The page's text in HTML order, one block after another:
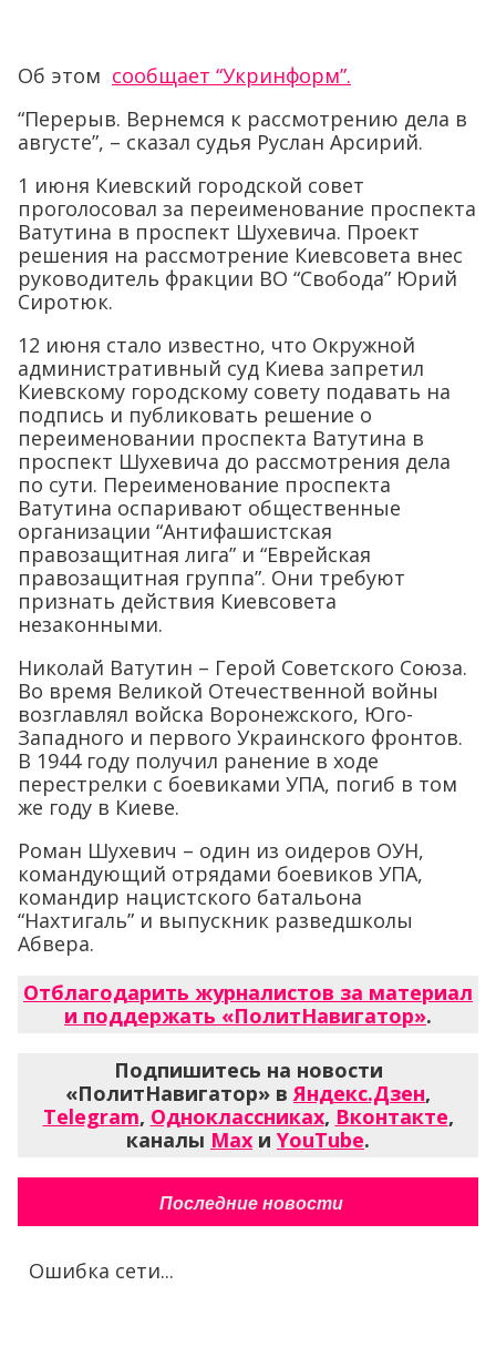
Об этом сообщает “Укринформ”.
“Перерыв. Вернемся к рассмотрению дела в
августе”, – сказал судья Руслан Арсирий.
1 июня Киевский городской совет
проголосовал за переименование проспекта
Ватутина в проспект Шухевича. Проект
решения на рассмотрение Киевсовета внес
руководитель фракции ВО “Свобода” Юрий
Сиротюк.
12 июня стало известно, что Окружной
административный суд Киева запретил
Киевскому городскому совету подавать на
подпись и публиковать решение о
переименовании проспекта Ватутина в
проспект Шухевича до рассмотрения дела
по сути. Переименование проспекта
Ватутина оспаривают общественные
организации “Антифашистская
правозащитная лига” и “Еврейская
правозащитная группа”. Они требуют
признать действия Киевсовета
незаконными.
Николай Ватутин – Герой Советского Союза.
Во время Великой Отечественной войны
возглавлял войска Воронежского, Юго-
Западного и первого Украинского фронтов.
В 1944 году получил ранение в ходе
перестрелки с боевиками УПА, погиб в том
же году в Киеве.
Роман Шухевич – один из оидеров ОУН,
командующий отрядами боевиков УПА,
командир нацистского батальона
“Нахтигаль” и выпускник разведшколы
Абвера.
Отблагодарить журналистов за материал
и поддержать «ПолитНавигатор».
Подпишитесь на новости
«ПолитНавигатор» в Яндекс.Дзен,
Telegram, Одноклассниках, Вконтакте,
каналы Max и YouTube.
Последние новости
Ошибка сети...